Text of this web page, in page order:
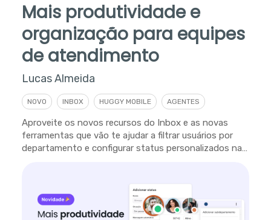
Mais produtividade e
organização para equipes
de atendimento
Lucas Almeida
NOVO INBOX HUGGY MOBILE AGENTES
Aproveite os novos recursos do Inbox e as novas
ferramentas que vão te ajudar a filtrar usuários por
departamento e configurar status personalizados na